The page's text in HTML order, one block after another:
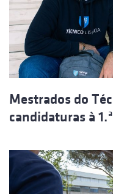
Mestrados do
candidaturas à